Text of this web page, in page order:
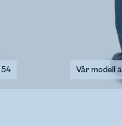
Vår modell